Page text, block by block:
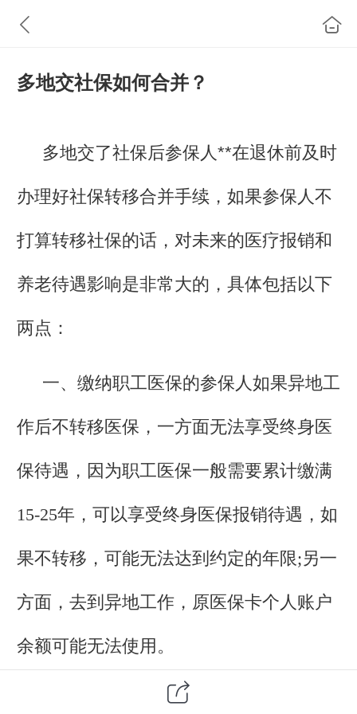
多地交社保如何合并？
多地交了社保后参保人**在退休前及时
办理好社保转移合并手续，如果参保人不
打算转移社保的话，对未来的医疗报销和
养老待遇影响是非常大的，具体包括以下
两点：
一、缴纳职工医保的参保人如果异地工
作后不转移医保，一方面无法享受终身医
保待遇，因为职工医保一般需要累计缴满
15-25年，可以享受终身医保报销待遇，如
果不转移，可能无法达到约定的年限;另一
方面，去到异地工作，原医保卡个人账户
余额可能无法使用。
二、缴纳职工养老保险的参保人不转移